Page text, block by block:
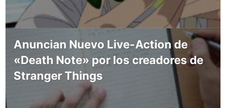
Anuncian Nuevo Live-Action de
«Death Note» por los creadores de
Stranger Things